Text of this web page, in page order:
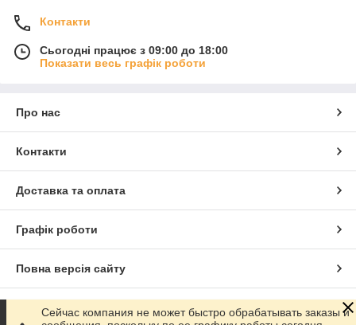
Контакти
Сьогодні працює з 09:00 до 18:00
Показати весь графік роботи
Про нас
Контакти
Доставка та оплата
Графік роботи
Повна версія сайту
Сайт створено на маркетплейсі Prom.ua
Сейчас компания не может быстро обрабатывать заказы и